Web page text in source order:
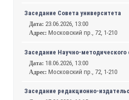
Заседание Совета университета
Дата: 23.06.2026, 13:00
Адрес: Московский пр., 72, 1-210
Заседание Научно-методического
Дата: 18.06.2026, 13:00
Адрес: Московский пр., 72, 1-210
Заседание редакционно-